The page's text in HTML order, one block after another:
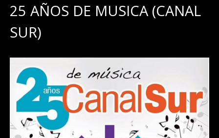
25 AÑOS DE MUSICA (CANAL
SUR)
RECORD DETAILS